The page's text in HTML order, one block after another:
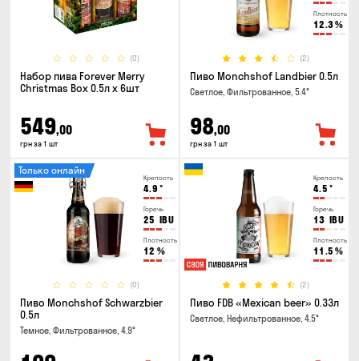
(0)
Набор пива Forever Merry
Christmas Box 0.5л x 6шт
549,00
грн за 1 шт
Плотность
12.3%
(2)
Пиво Monchshof Landbier 0.5л
Светлое, Фильтрованное, 5.4°
98,00
грн за 1 шт
Крепость
4.9 °
Горечь
25 IBU
Плотность
12 %
(0)
Только онлайн
Пиво Monchshof Schwarzbier
0.5л
Темное, Фильтрованное, 4.9°
Крепость
4.5 °
Горечь
13 IBU
Плотность
11.5 %
(2)
Пиво FDB «Mexican beer» 0.33л
Светлое, Нефильтрованное, 4.5°